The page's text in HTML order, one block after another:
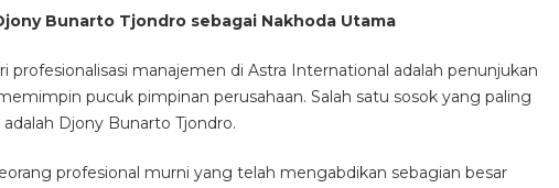
Bunarto Tjondro sebagai Nakhoda Utama
profesionalisasi manajemen di Astra International adalah penunjukan
pucuk pimpinan perusahaan. Salah satu sosok yang paling
Djony Bunarto Tjondro.
profesional murni yang telah mengabdikan sebagian besar